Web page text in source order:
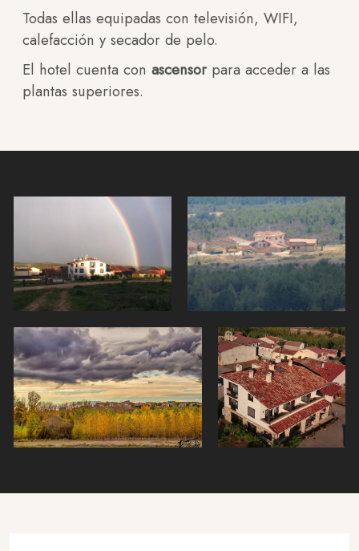
Todas ellas equipadas con televisión, WIFI,
calefacción y secador de pelo.
El hotel cuenta con ascensorpara acceder a las
plantas superiores.